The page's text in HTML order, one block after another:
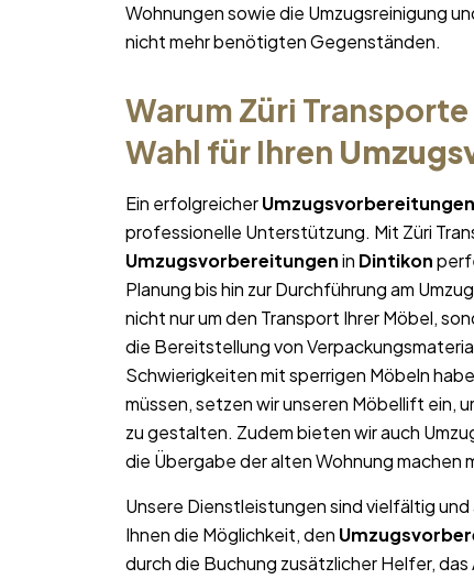
Wohnungen sowie die Umzugsreinigung
nicht mehr benötigten Gegenständen.
Warum Züri
Wahl für Ihren
Ein erfolgreicherUmzugsvorbereitungen
professionelle Unterstützung. Mit Züri
Umzugsvorbereitungenin Dintikon
Planung bis hin zur Durchführung am
nicht nur um den Transport Ihrer Möbel,
die Bereitstellung von
Schwierigkeiten mit sperrigen Möbeln
müssen, setzen wir unseren Möbellift ein,
zu gestalten. Zudem bieten wir auch
die Übergabe der alten Wohnung machen
Unsere Dienstleistungen sind vielfältig
Ihnen die Möglichkeit, den
durch die Buchung zusätzlicher Helfer,